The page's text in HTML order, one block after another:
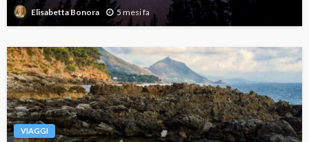
Elisabetta Bonora 5 mesi fa
VIAGGI